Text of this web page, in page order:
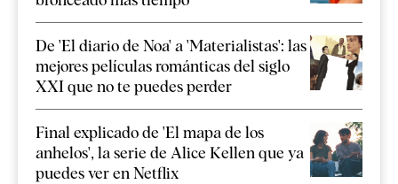
De 'El diario de Noa' a 'Materialistas': las
mejores películas románticas del siglo
XXI que no te puedes perder
Final explicado de 'El mapa de los
anhelos', la serie de Alice Kellen que ya
puedes ver en Netflix